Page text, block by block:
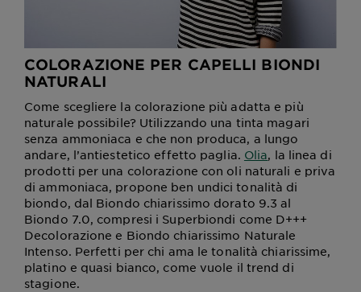
COLORAZIONE PER CAPELLI BIONDI
NATURALI
Come scegliere la colorazione più adatta e più
naturale possibile? Utilizzando una tinta magari
senza ammoniaca e che non produca, a lungo
andare, l’antiestetico effetto paglia. Olia, la linea di
prodotti per una colorazione con oli naturali e priva
di ammoniaca, propone ben undici tonalità di
biondo, dal Biondo chiarissimo dorato 9.3 al
Biondo 7.0, compresi i Superbiondi come D+++
Decolorazione e Biondo chiarissimo Naturale
Intenso. Perfetti per chi ama le tonalità chiarissime,
platino e quasi bianco, come vuole il trend di
stagione.